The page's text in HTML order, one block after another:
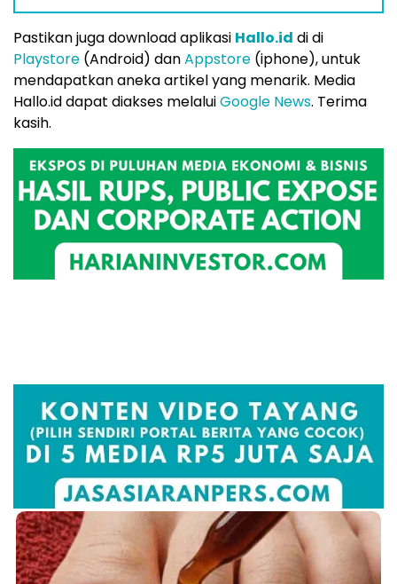
Pastikan juga download aplikasi Hallo.id di di
Playstore (Android) danAppstore (iphone), untuk
mendapatkan aneka artikel yang menarik. Media
Hallo.id dapat diakses melaluiGoogle News. Terima
kasih.